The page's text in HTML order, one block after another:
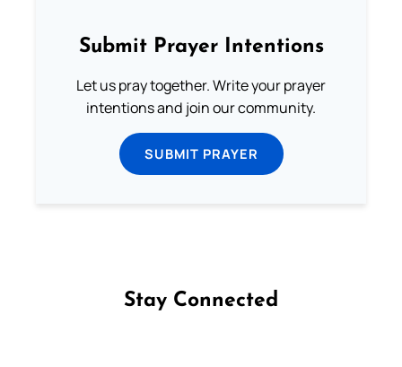
Submit Prayer Intentions
Let us pray together. Write your prayer
intentions and join our community.
SUBMIT PRAYER
Stay Connected